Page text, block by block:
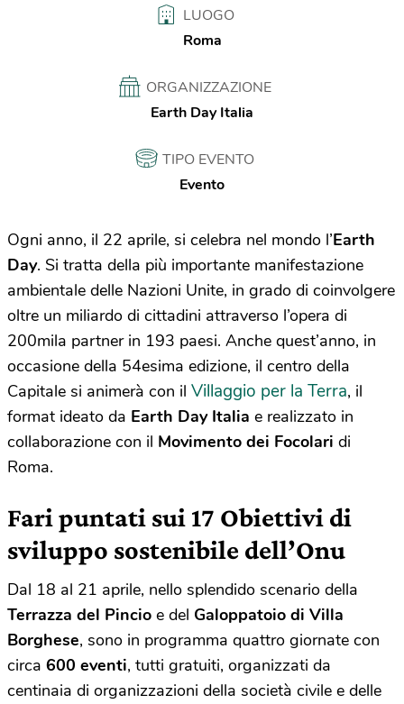
LUOGO
Roma
ORGANIZZAZIONE
Earth Day Italia
TIPO EVENTO
Evento
Ogni anno, il 22 aprile, si celebra nel mondo l’Earth
Day. Si tratta della più importante manifestazione
ambientale delle Nazioni Unite, in grado di coinvolgere
oltre un miliardo di cittadini attraverso l’opera di
200mila partner in 193 paesi. Anche quest’anno, in
occasione della 54esima edizione, il centro della
Capitale si animerà con il Villaggio per la Terra, il
format ideato da Earth Day Italia e realizzato in
collaborazione con il Movimento dei Focolari di
Roma.
Fari puntati sui 17 Obiettivi di
sviluppo sostenibile dell’Onu
Dal 18 al 21 aprile, nello splendido scenario della
Terrazza del Pincio e del Galoppatoio di Villa
Borghese, sono in programma quattro giornate con
circa 600 eventi, tutti gratuiti, organizzati da
centinaia di organizzazioni della società civile e delle